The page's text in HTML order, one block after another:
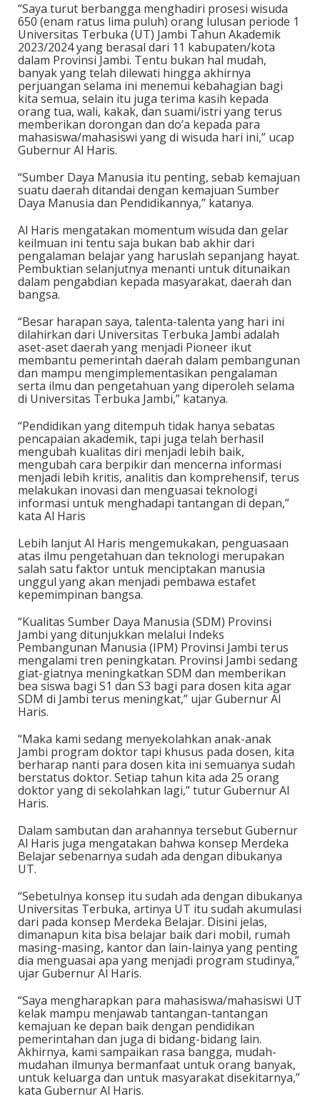
“Saya turut berbangga menghadiri prosesi wisuda
650 (enam ratus lima puluh) orang lulusan periode 1
Universitas Terbuka (UT) Jambi Tahun Akademik
2023/2024 yang berasal dari 11 kabupaten/kota
dalam Provinsi Jambi. Tentu bukan hal mudah,
banyak yang telah dilewati hingga akhirnya
perjuangan selama ini menemui kebahagian bagi
kita semua, selain itu juga terima kasih kepada
orang tua, wali, kakak, dan suami/istri yang terus
memberikan dorongan dan do’a kepada para
mahasiswa/mahasiswi yang di wisuda hari ini,” ucap
Gubernur Al Haris.
“Sumber Daya Manusia itu penting, sebab kemajuan
suatu daerah ditandai dengan kemajuan Sumber
Daya Manusia dan Pendidikannya,” katanya.
Al Haris mengatakan momentum wisuda dan gelar
keilmuan ini tentu saja bukan bab akhir dari
pengalaman belajar yang haruslah sepanjang hayat.
Pembuktian selanjutnya menanti untuk ditunaikan
dalam pengabdian kepada masyarakat, daerah dan
bangsa.
“Besar harapan saya, talenta-talenta yang hari ini
dilahirkan dari Universitas Terbuka Jambi adalah
aset-aset daerah yang menjadi Pioneer ikut
membantu pemerintah daerah dalam pembangunan
dan mampu mengimplementasikan pengalaman
serta ilmu dan pengetahuan yang diperoleh selama
di Universitas Terbuka Jambi,” katanya.
“Pendidikan yang ditempuh tidak hanya sebatas
pencapaian akademik, tapi juga telah berhasil
mengubah kualitas diri menjadi lebih baik,
mengubah cara berpikir dan mencerna informasi
menjadi lebih kritis, analitis dan komprehensif, terus
melakukan inovasi dan menguasai teknologi
informasi untuk menghadapi tantangan di depan,”
kata Al Haris
Lebih lanjut Al Haris mengemukakan, penguasaan
atas ilmu pengetahuan dan teknologi merupakan
salah satu faktor untuk menciptakan manusia
unggul yang akan menjadi pembawa estafet
kepemimpinan bangsa.
“Kualitas Sumber Daya Manusia (SDM) Provinsi
Jambi yang ditunjukkan melalui Indeks
Pembangunan Manusia (IPM) Provinsi Jambi terus
mengalami tren peningkatan. Provinsi Jambi sedang
giat-giatnya meningkatkan SDM dan memberikan
bea siswa bagi S1 dan S3 bagi para dosen kita agar
SDM di Jambi terus meningkat,” ujar Gubernur Al
Haris.
“Maka kami sedang menyekolahkan anak-anak
Jambi program doktor tapi khusus pada dosen, kita
berharap nanti para dosen kita ini semuanya sudah
berstatus doktor. Setiap tahun kita ada 25 orang
doktor yang di sekolahkan lagi,” tutur Gubernur Al
Haris.
Dalam sambutan dan arahannya tersebut Gubernur
Al Haris juga mengatakan bahwa konsep Merdeka
Belajar sebenarnya sudah ada dengan dibukanya
UT.
“Sebetulnya konsep itu sudah ada dengan dibukanya
Universitas Terbuka, artinya UT itu sudah akumulasi
dari pada konsep Merdeka Belajar. Disini jelas,
dimanapun kita bisa belajar baik dari mobil, rumah
masing-masing, kantor dan lain-lainya yang penting
dia menguasai apa yang menjadi program studinya,”
ujar Gubernur Al Haris.
“Saya mengharapkan para mahasiswa/mahasiswi UT
kelak mampu menjawab tantangan-tantangan
kemajuan ke depan baik dengan pendidikan
pemerintahan dan juga di bidang-bidang lain.
Akhirnya, kami sampaikan rasa bangga, mudah-
mudahan ilmunya bermanfaat untuk orang banyak,
untuk keluarga dan untuk masyarakat disekitarnya,”
kata Gubernur Al Haris.